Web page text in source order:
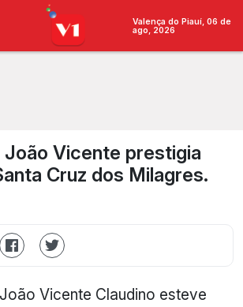
Valença do Piauí, 06 de
ago, 2026
João Vicente prestigia
Cruz dos Milagres.
Vicente Claudino esteve